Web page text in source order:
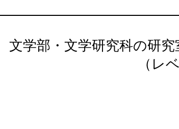
文学部・文学研究科の研
（レ